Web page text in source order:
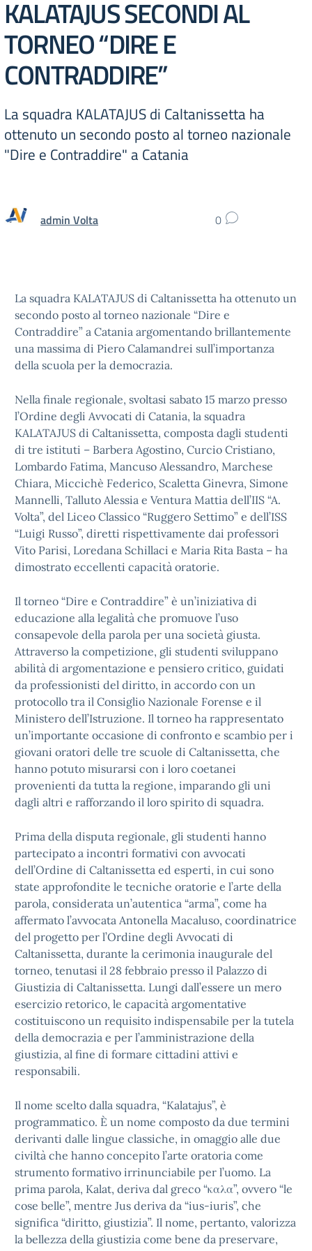
KALATAJUS SECONDI AL
TORNEO “DIRE E
CONTRADDIRE”
La squadra KALATAJUS di Caltanissetta ha
ottenuto un secondo posto al torneo nazionale
"Dire e Contraddire" a Catania
admin Volta 0
La squadra KALATAJUS di Caltanissetta ha ottenuto un
secondo posto al torneo nazionale “Dire e
Contraddire” a Catania argomentando brillantemente
una massima di Piero Calamandrei sull’importanza
della scuola per la democrazia.
Nella finale regionale, svoltasi sabato 15 marzo presso
l’Ordine degli Avvocati di Catania, la squadra
KALATAJUS di Caltanissetta, composta dagli studenti
di tre istituti – Barbera Agostino, Curcio Cristiano,
Lombardo Fatima, Mancuso Alessandro, Marchese
Chiara, Miccichè Federico, Scaletta Ginevra, Simone
Mannelli, Talluto Alessia e Ventura Mattia dell’IIS “A.
Volta”, del Liceo Classico “Ruggero Settimo” e dell’ISS
“Luigi Russo”, diretti rispettivamente dai professori
Vito Parisi, Loredana Schillaci e Maria Rita Basta – ha
dimostrato eccellenti capacità oratorie.
Il torneo “Dire e Contraddire” è un’iniziativa di
educazione alla legalità che promuove l’uso
consapevole della parola per una società giusta.
Attraverso la competizione, gli studenti sviluppano
abilità di argomentazione e pensiero critico, guidati
da professionisti del diritto, in accordo con un
protocollo tra il Consiglio Nazionale Forense e il
Ministero dell’Istruzione. Il torneo ha rappresentato
un’importante occasione di confronto e scambio per i
giovani oratori delle tre scuole di Caltanissetta, che
hanno potuto misurarsi con i loro coetanei
provenienti da tutta la regione, imparando gli uni
dagli altri e rafforzando il loro spirito di squadra.
Prima della disputa regionale, gli studenti hanno
partecipato a incontri formativi con avvocati
dell’Ordine di Caltanissetta ed esperti, in cui sono
state approfondite le tecniche oratorie e l’arte della
parola, considerata un’autentica “arma”, come ha
affermato l’avvocata Antonella Macaluso, coordinatrice
del progetto per l’Ordine degli Avvocati di
Caltanissetta, durante la cerimonia inaugurale del
torneo, tenutasi il 28 febbraio presso il Palazzo di
Giustizia di Caltanissetta. Lungi dall’essere un mero
esercizio retorico, le capacità argomentative
costituiscono un requisito indispensabile per la tutela
della democrazia e per l’amministrazione della
giustizia, al fine di formare cittadini attivi e
responsabili.
Il nome scelto dalla squadra, “Kalatajus”, è
programmatico. È un nome composto da due termini
derivanti dalle lingue classiche, in omaggio alle due
civiltà che hanno concepito l’arte oratoria come
strumento formativo irrinunciabile per l’uomo. La
prima parola, Kalat, deriva dal greco “καλα”, ovvero “le
cose belle”, mentre Jus deriva da “ius-iuris”, che
significa “diritto, giustizia”. Il nome, pertanto, valorizza
la bellezza della giustizia come bene da preservare,